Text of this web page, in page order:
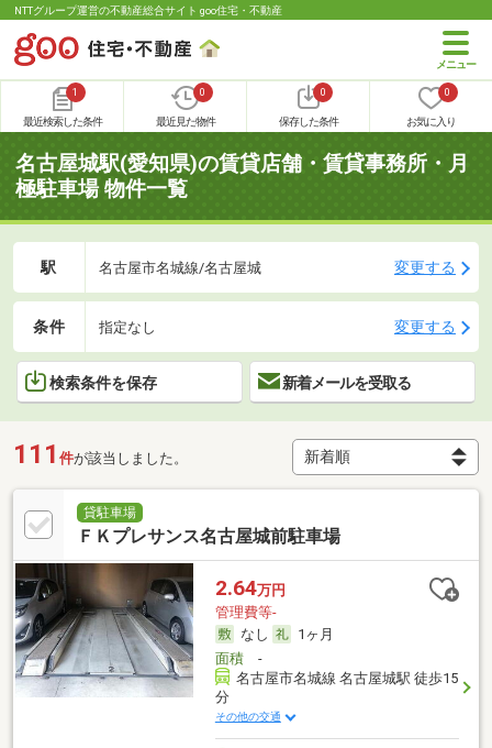
NTTグループ運営の不動産総合サイト goo住宅・不動産
1
最近検索した条件
0
最近見た物件
0
保存した条件
0
お気に入り
名古屋城駅(愛知県)の賃貸店舗・賃貸事務所・月
極駐車場 物件一覧
駅 名古屋市名城線/名古屋城 変更する
条件 指定なし 変更する
検索条件を保存 新着メールを受取る
111 件が該当しました。
貸駐車場
ＦＫプレサンス名古屋城前駐車場
2.64万円
管理費等-
なし
1ヶ月
面積-
名古屋市名城線 名古屋城駅 徒歩15
分
その他の交通